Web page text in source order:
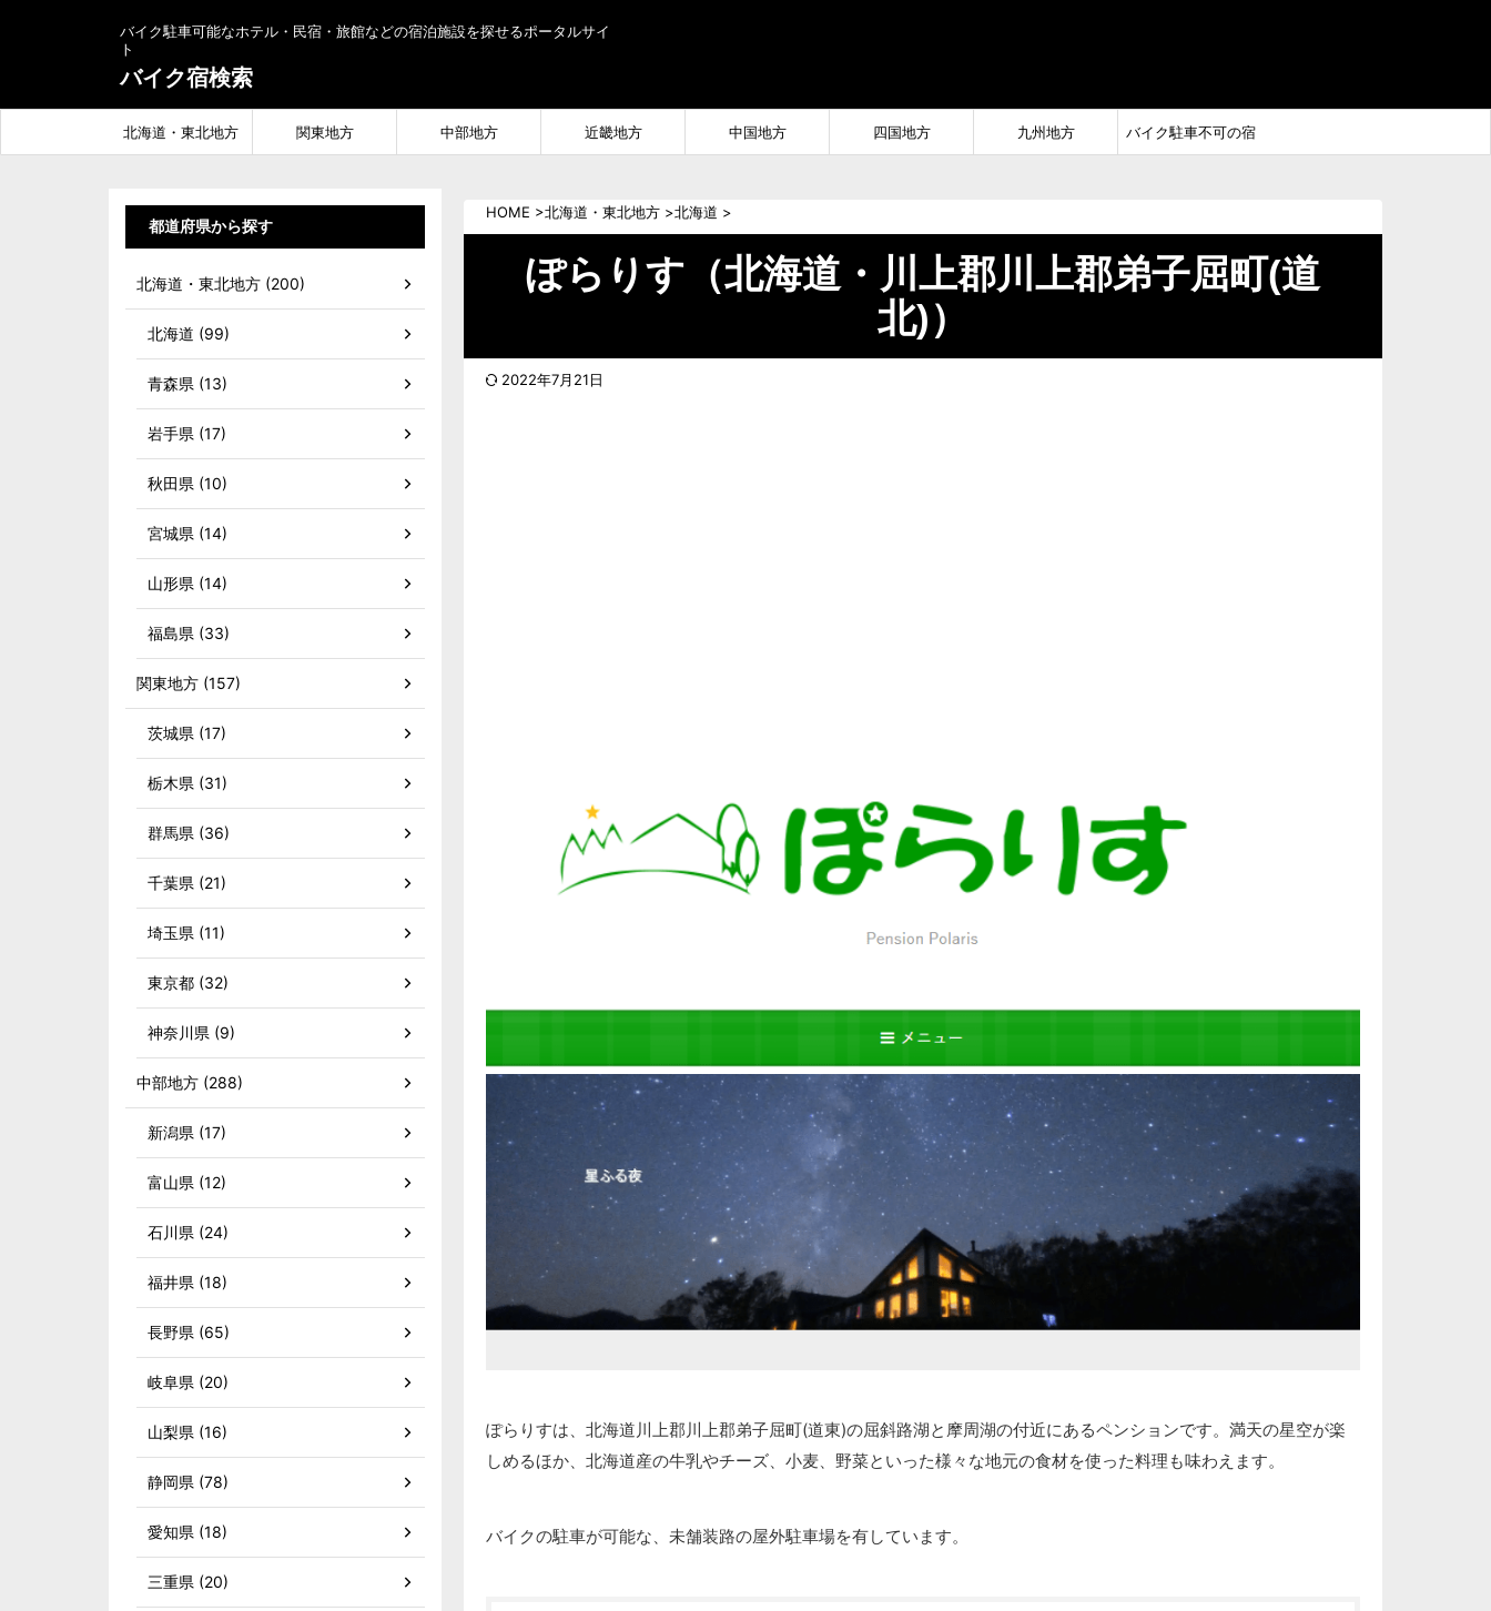
バイク駐車可能なホテル・民宿・旅館などの宿泊施設を探せるポータルサイ
ト
バイク宿検索
北海道・東北地方 関東地方 中部地方 近畿地方 中国地方 四国地方 九州地方 バイク駐車不可の宿
HOME >北海道・東北地方 >北海道 >
ぽらりす（北海道・川上郡川上郡弟子屈町(道
北)）
2022年7月21日
ぽらりすは、北海道川上郡川上郡弟子屈町(道東)の屈斜路湖と摩周湖の付近にあるペンションです。満天の星空が楽
しめるほか、北海道産の牛乳やチーズ、小麦、野菜といった様々な地元の食材を使った料理も味わえます。
バイクの駐車が可能な、未舗装路の屋外駐車場を有しています。
都道府県から探す
北海道・東北地方 (200)
北海道 (99)
青森県 (13)
岩手県 (17)
秋田県 (10)
宮城県 (14)
山形県 (14)
福島県 (33)
関東地方 (157)
茨城県 (17)
栃木県 (31)
群馬県 (36)
千葉県 (21)
埼玉県 (11)
東京都 (32)
神奈川県 (9)
中部地方 (288)
新潟県 (17)
富山県 (12)
石川県 (24)
福井県 (18)
長野県 (65)
岐阜県 (20)
山梨県 (16)
静岡県 (78)
愛知県 (18)
三重県 (20)